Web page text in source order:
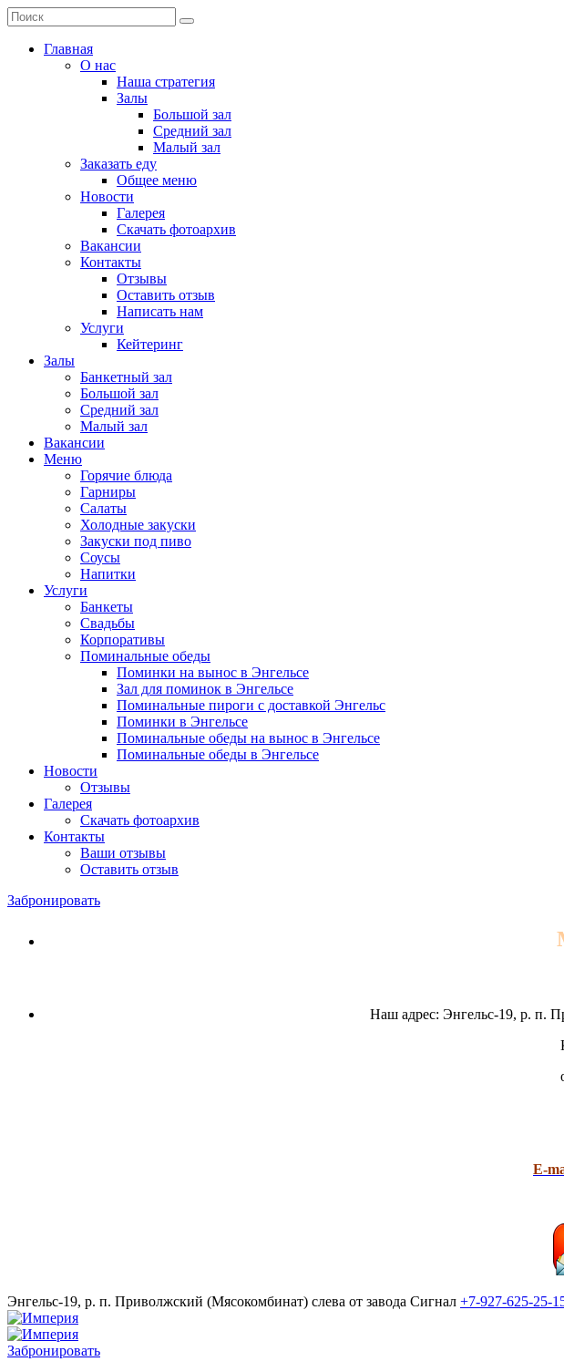
Главная
О нас
Наша стратегия
Залы
Большой зал
Средний зал
Малый зал
Заказать еду
Общее меню
Новости
Галерея
Скачать фотоархив
Вакансии
Контакты
Отзывы
Оставить отзыв
Написать нам
Услуги
Кейтеринг
Залы
Банкетный зал
Большой зал
Средний зал
Малый зал
Вакансии
Меню
Горячие блюда
Гарниры
Салаты
Холодные закуски
Закуски под пиво
Соусы
Напитки
Услуги
Банкеты
Свадьбы
Корпоративы
Поминальные обеды
Поминки на вынос в Энгельсе
Зал для поминок в Энгельсе
Поминальные пироги с доставкой Энгельс
Поминки в Энгельсе
Поминальные обеды на вынос в Энгельсе
Поминальные обеды в Энгельсе
Новости
Отзывы
Галерея
Скачать фотоархив
Контакты
Ваши отзывы
Оставить отзыв
Забронировать
Наш адрес: Энгельс-19, р. п.
E-
Энгельс-19, р. п. Приволжский (Мясокомбинат) слева от завода Сигнал +7-927-625-25-
Забронировать